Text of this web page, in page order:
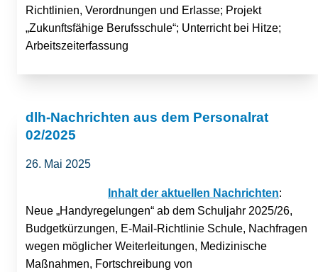
Richtlinien, Verordnungen und Erlasse; Projekt
„Zukunftsfähige Berufsschule“; Unterricht bei Hitze;
Arbeitszeiterfassung
dlh-Nachrichten aus dem Personalrat
02/2025
26. Mai 2025
Inhalt der aktuellen Nachrichten:
Neue „Handyregelungen“ ab dem Schuljahr 2025/26,
Budgetkürzungen, E-Mail-Richtlinie Schule, Nachfragen
wegen möglicher Weiterleitungen, Medizinische
Maßnahmen, Fortschreibung von